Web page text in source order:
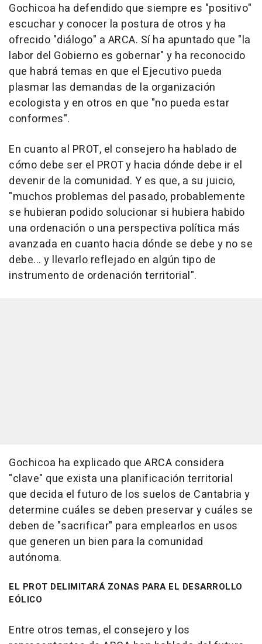
Gochicoa ha defendido que siempre es "positivo"
escuchar y conocer la postura de otros y ha
ofrecido "diálogo" a ARCA. Sí ha apuntado que "la
labor del Gobierno es gobernar" y ha reconocido
que habrá temas en que el Ejecutivo pueda
plasmar las demandas de la organización
ecologista y en otros en que "no pueda estar
conformes".
En cuanto al PROT, el consejero ha hablado de
cómo debe ser el PROT y hacia dónde debe ir el
devenir de la comunidad. Y es que, a su juicio,
"muchos problemas del pasado, probablemente
se hubieran podido solucionar si hubiera habido
una ordenación o una perspectiva política más
avanzada en cuanto hacia dónde se debe y no se
debe... y llevarlo reflejado en algún tipo de
instrumento de ordenación territorial".
Gochicoa ha explicado que ARCA considera
"clave" que exista una planificación territorial
que decida el futuro de los suelos de Cantabria y
determine cuáles se deben preservar y cuáles se
deben de "sacrificar" para emplearlos en usos
que generen un bien para la comunidad
autónoma.
EL PROT DELIMITARÁ ZONAS PARA EL DESARROLLO
EÓLICO
Entre otros temas, el consejero y los